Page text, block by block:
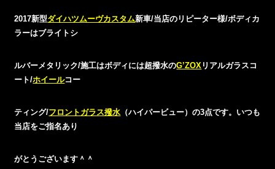
2017新型ダイハツムーヴカスタム新車/当店のリピーター様/ボディカ
ラーはブライトシ
ルバーメタリック/施工はボディには超撥水のG’ZOX リアルガラスコ
ート/ホイールコー
ティング/フロントガラス撥水 （ハイパービュー）の3点です。いつも
当店をご指名あり
がとうございます＾＾